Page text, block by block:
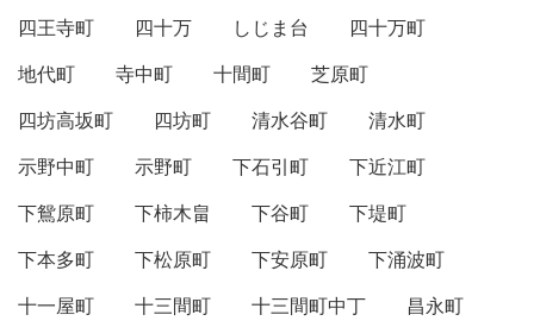
四王寺町
四十万 しじま台
四十万町
地代町
寺中町 十間町
芝原町
四坊高坂町
四坊町 清水谷町
清水町
示野中町
示野町 下石引町
下近江町
下鴛原町
下柿木畠 下谷町
下堤町
下本多町
下松原町 下安原町
下涌波町
十一屋町
十三間町 十三間町中丁
昌永町